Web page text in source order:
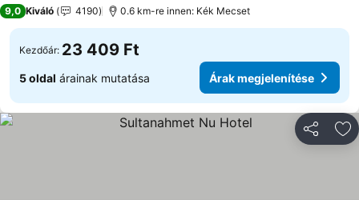
9,0 Kiváló 4190 0.6 km-re innen: Kék Mecset
Kezdőár: 23 409 Ft
5 oldal árainak mutatása Árak megjelenítése